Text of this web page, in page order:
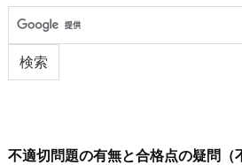
不適切問題の有無と合格点の疑問（